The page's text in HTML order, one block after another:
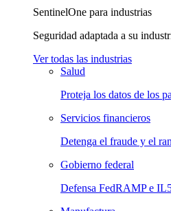
SentinelOne para industrias
Seguridad adaptada a su
Ver todas las industrias
Salud
Proteja los datos de los
Servicios financieros
Detenga el fraude y el
Gobierno federal
Defensa FedRAMP e